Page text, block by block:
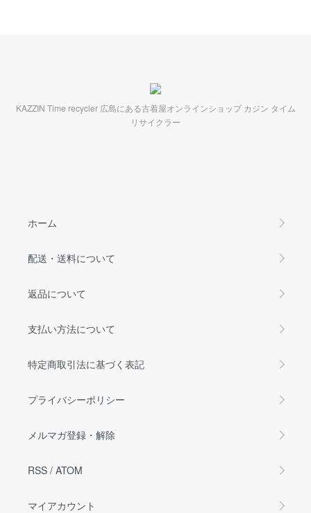
KAZZIN Time recycler 広島にある古着屋オンラインショップ カジン タイム
リサイクラー
ホーム
配送・送料について
返品について
支払い方法について
特定商取引法に基づく表記
プライバシーポリシー
メルマガ登録・解除
RSS / ATOM
マイアカウント